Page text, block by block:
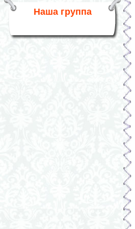
Наша группа